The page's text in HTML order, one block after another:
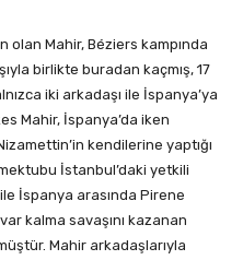
Mahir, Béziers kampında
birlikte buradan kaçmış, 17
iki arkadaşı ile İspanya’ya
Mahir, İspanya’da iken
kendilerine yaptığı
İstanbul’daki yetkili
İspanya arasında Pirene
kalma savaşını kazanan
Mahir arkadaşlarıyla